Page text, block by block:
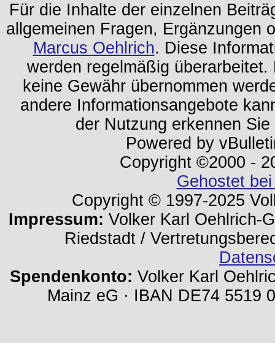
Für die Inhalte der einzelnen
allgemeinen Fragen, Ergänzungen
Marcus Oehlrich. Diese
werden regelmäßig
keine Gewähr übernommen
andere Informationsangebote
der Nutzung erkennen
Powered by
Copyright ©2000 -
Gehostet
Copyright © 1997-2025
Impressum: Volker Karl Oehlrich-
Riedstadt /
Spendenkonto: Volker Karl
Mainz eG · IBAN DE74 5519